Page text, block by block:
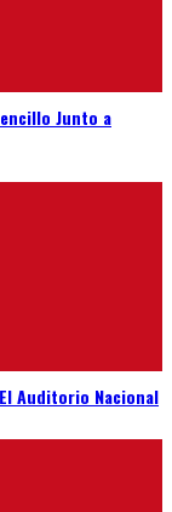
Junto a
Auditorio Nacional